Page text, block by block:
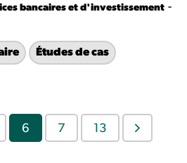
bancaires et d'investissement -
Études de cas
6 7 13